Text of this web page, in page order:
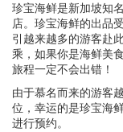
珍宝海鲜是新加坡知
店。珍宝海鲜的出品
引越来越多的游客赴
乘，如果你是海鲜美
旅程一定不会出错！
由于慕名而来的游客
位，幸运的是珍宝海
进行预约。